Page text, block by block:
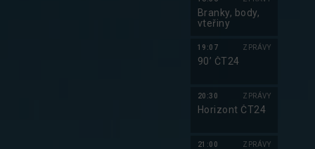
Branky, body,
vteřiny
19:07 ZPRÁVY
90’ ČT24
20:30 ZPRÁVY
Horizont ČT24
21:00 ZPRÁVY